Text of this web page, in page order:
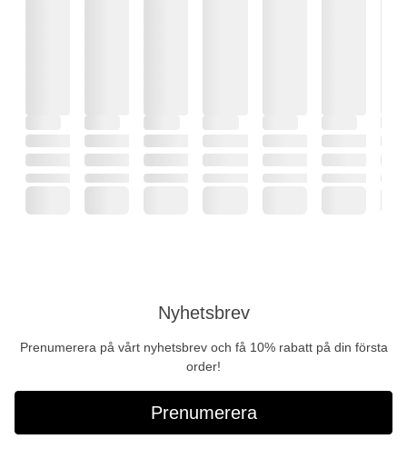
Nyhetsbrev
Prenumerera på vårt nyhetsbrev och få 10% rabatt på din första
order!
Prenumerera